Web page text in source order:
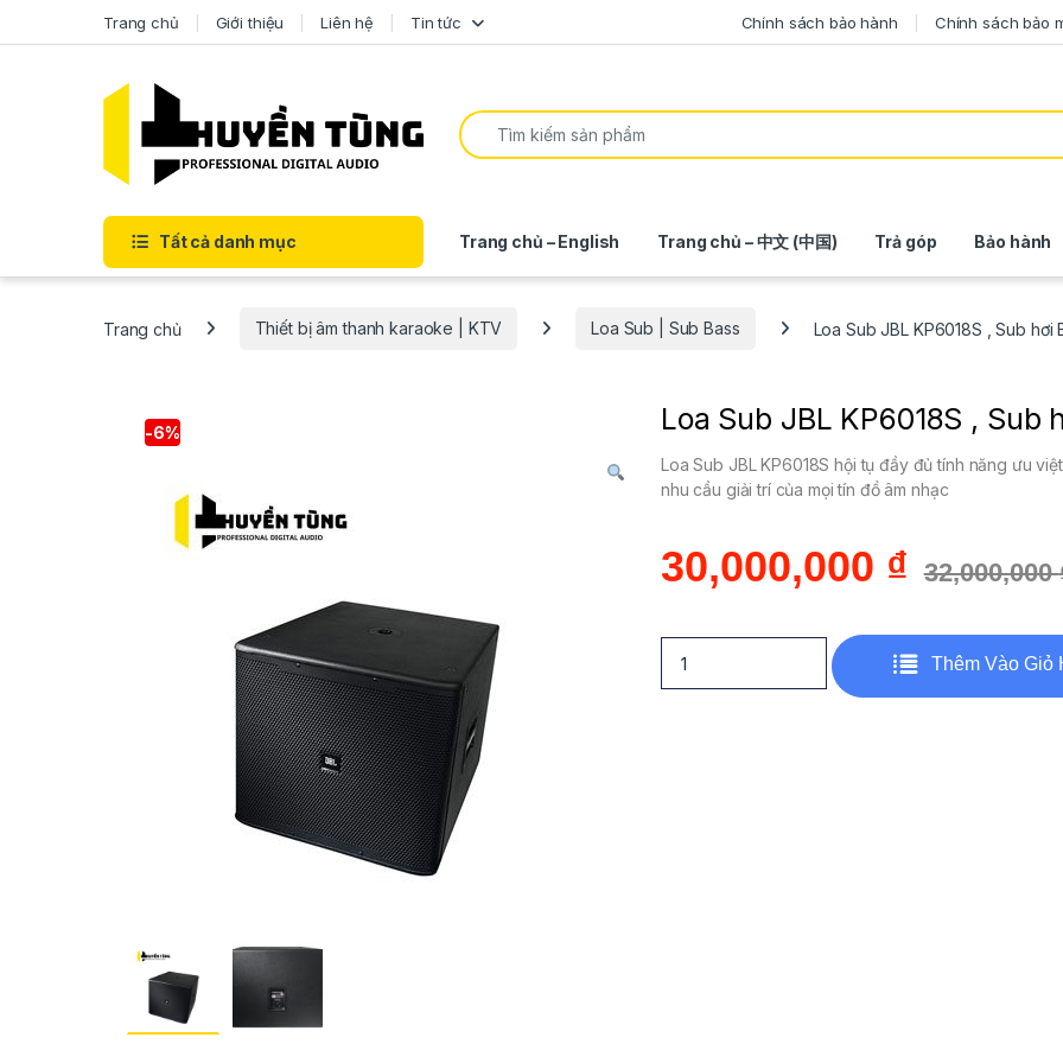
Trang chủ Giới thiệu Liên hệ Tin tức Chính sách bảo hành Chính sách bảo
Tất cả danh mục Trang chủ – English Trang chủ – 中文 (中国) Trả góp Bảo hành
Trang chủ Thiết bị âm thanh karaoke | KTV Loa Sub | Sub Bass Loa Sub JBL KP6018S , Sub hơi
-6% Loa Sub JBL KP6018S , Sub
Loa Sub JBL KP6018S hội tụ đầy đủ tính năng ưu
nhu cầu giải trí của mọi tín đồ âm nhạc
30,000,000 ₫ 32,000,000
Thêm Vào Giỏ